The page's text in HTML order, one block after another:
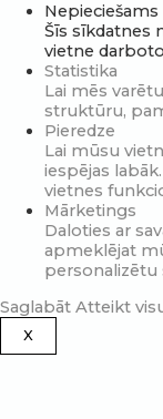
Nepieciešams
Šīs sīkdatnes
vietne
Statistika
Lai mēs
struktūru,
Pieredze
Lai mūsu
iespējas
vietnes
Mārketings
Daloties ar
apmeklējat
personalizētu
Saglabāt Atteikt
X